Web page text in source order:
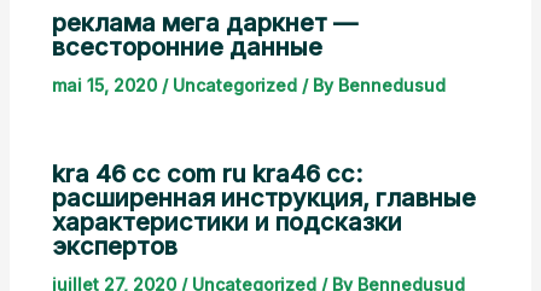
реклама мега даркнет —
всесторонние данные
mai 15, 2020 / Uncategorized/ By Bennedusud
kra 46 cc com ru kra46 cc:
расширенная инструкция, главные
характеристики и подсказки
экспертов
juillet 27, 2020 / Uncategorized/ By Bennedusud